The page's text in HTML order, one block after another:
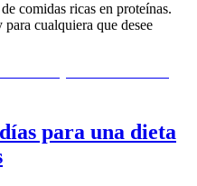
comidas ricas en proteínas.
para cualquiera que desee
para una dieta